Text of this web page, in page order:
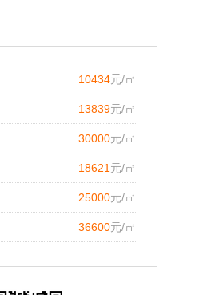
10434元/㎡
13839元/㎡
30000元/㎡
18621 元/㎡
25000元/㎡
36600元/㎡